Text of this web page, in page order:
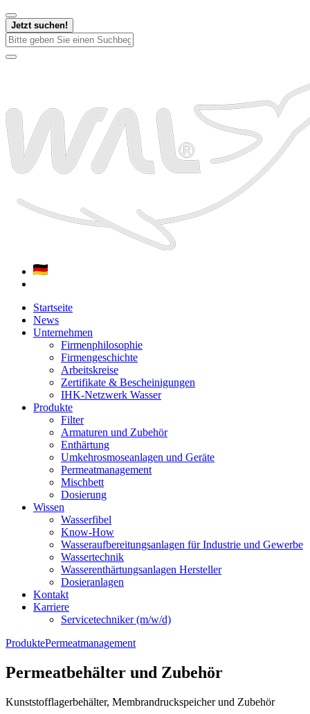
Jetzt suchen!
Startseite
News
Unternehmen
Firmenphilosophie
Firmengeschichte
Arbeitskreise
Zertifikate & Bescheinigungen
IHK-Netzwerk Wasser
Produkte
Filter
Armaturen und Zubehör
Enthärtung
Umkehrosmoseanlagen und Geräte
Permeatmanagement
Mischbett
Dosierung
Wissen
Wasserfibel
Know-How
Wasseraufbereitungsanlagen für Industrie und Gewerbe
Wassertechnik
Wasserenthärtungsanlagen Hersteller
Dosieranlagen
Kontakt
Karriere
Servicetechniker (m/w/d)
ProduktePermeatmanagement
Permeatbehälter und Zubehör
Kunststofflagerbehälter, Membrandruckspeicher und Zubehör